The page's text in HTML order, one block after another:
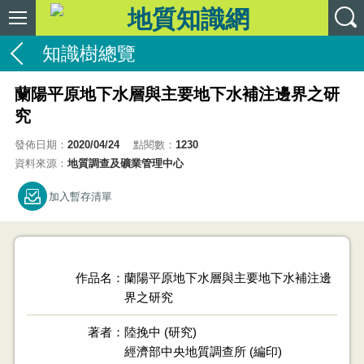
知識樹總覽
蘭陽平原地下水層與主要地下水補注邊界之研
究
發佈日期： 2020/04/24 點閱數： 1230
資料來源： 地質調查及礦業管理中心
加入暫存清單
作品名
蘭陽平原地下水層與主要地下水補注邊
界之研究
著者
陸挽中 (研究)
經濟部中央地質調查所 (編印)